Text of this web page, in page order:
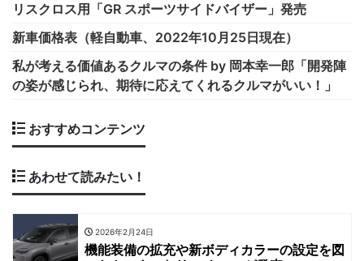
リスクロス用「GR スポーツサイドバイザー」発売
新車価格表（軽自動車、2022年10月25日現在）
私が考える価値あるクルマの条件 by 岡本幸一郎「開発陣
の姿が感じられ、期待に応えてくれるクルマがいい！」
おすすめコンテンツ
あわせて読みたい！
2026年2月24日
機能装備の拡充や新ボディカラーの設定を図